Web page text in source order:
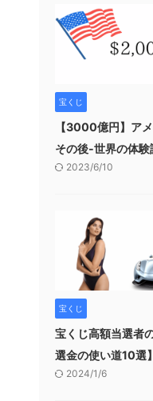
宝くじ
【3000億円】ア
その後-世界の体験
2023/6/10
宝くじ
宝くじ高額当選者
選金の使い道10選】
2024/1/6